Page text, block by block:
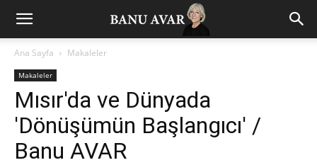
Ana Sayfa Makaleler
Makaleler
Mısır'da ve Dünyada
'Dönüşümün Başlangıcı' /
Banu AVAR